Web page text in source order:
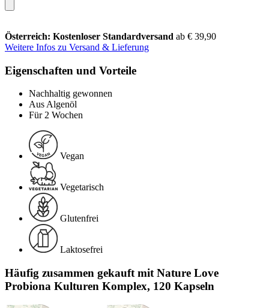
Österreich: Kostenloser Standardversand ab € 39,90
Weitere Infos zu Versand & Lieferung
Eigenschaften und Vorteile
Nachhaltig gewonnen
Aus Algenöl
Für 2 Wochen
Vegan
Vegetarisch
Glutenfrei
Laktosefrei
Häufig zusammen gekauft mit Nature Love
Probiona Kulturen Komplex, 120 Kapseln